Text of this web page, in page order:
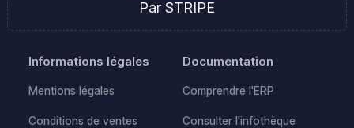
Par STRIPE
Informations légales
Mentions légales
Conditions de ventes
Documentation
Comprendre l'ERP
Consulter l'infothèque